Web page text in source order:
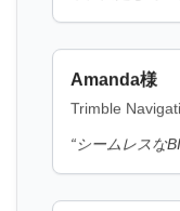
K酸
Amanda様
Trimble
“シームレスな
Martina様
Remsa Italia、